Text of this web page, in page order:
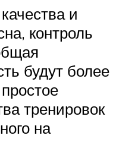
и
контроль
будут более
тренировок
на